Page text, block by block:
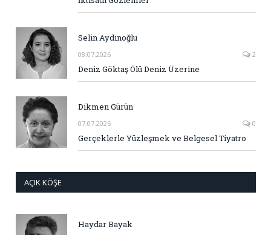
Selin Aydınoğlu
08.07.2026 2
Deniz Göktaş Ölü Deniz Üzerine
Dikmen Gürün
07.07.2026 0
Gerçeklerle Yüzleşmek ve Belgesel Tiyatro
AÇIK KÖŞE
Haydar Bayak